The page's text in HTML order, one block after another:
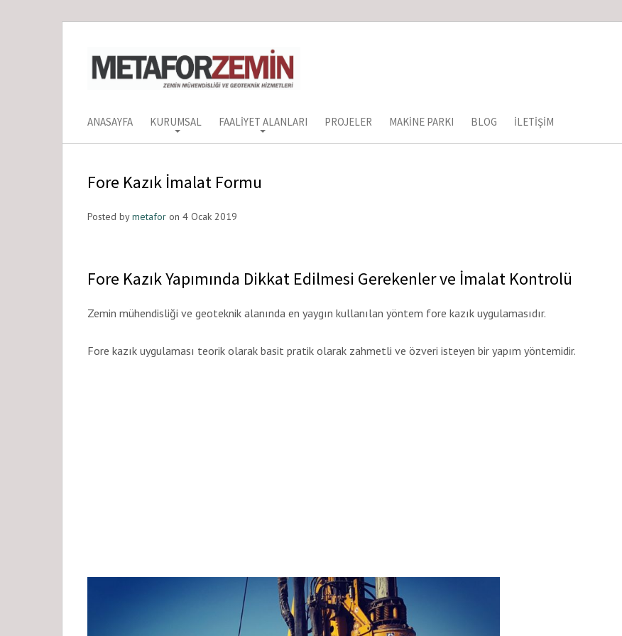
ANASAYFA KURUMSAL FAALIYET ALANLARI PROJELER MAKINE PARKI BLOG İLETIŞIM
Fore Kazık İmalat Formu
Posted bymetafor on 4 Ocak 2019
Fore Kazık Yapımında Dikkat Edilmesi Gerekenler ve İmalat Kontrolü
Zemin mühendisliği ve geoteknik alanında en yaygın kullanılan yöntem fore kazık uygulamasıdır.
Fore kazık uygulaması teorik olarak basit pratik olarak zahmetli ve özveri isteyen bir yapım yöntemidir.